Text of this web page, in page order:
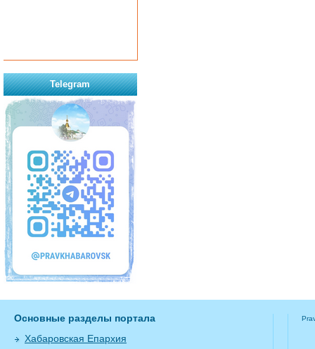
Telegram
Основные разделы портала
Хабаровская Епархия